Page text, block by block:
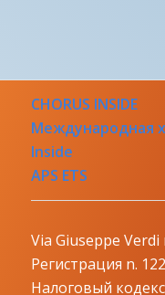
CHORUS INSIDE
Международная
Inside
APS ETS
Via Giuseppe
Регистрация n.
Налоговый